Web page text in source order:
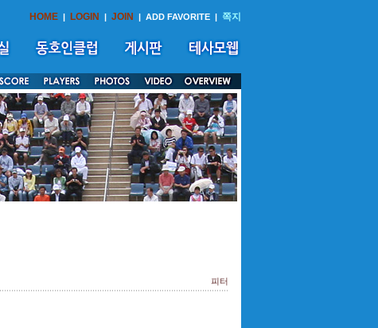
HOME | LOGIN | JOIN | ADD FAVORITE | 쪽지
피터